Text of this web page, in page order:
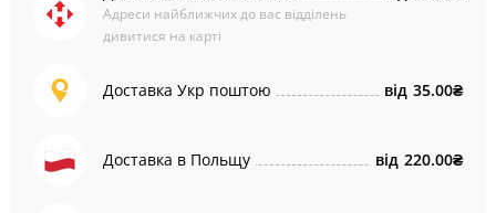
Адреси найближчих до вас відділень
дивитися на карті
Доставка Укр поштою від 35.00₴
Доставка в Польщу від 220.00₴